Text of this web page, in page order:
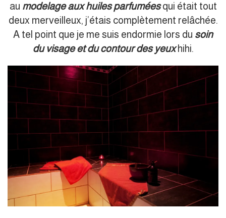
au modelage aux huiles parfuméesqui était tout
deux merveilleux, j’étais complètement relâchée.
A tel point que je me suis endormie lors du soin
du visage et du contour des yeuxhihi.